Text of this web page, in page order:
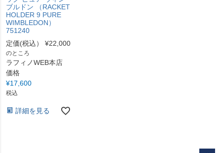
ブルドン （RACKET
HOLDER 9 PURE
WIMBLEDON）
751240
定価(税込）
¥22,000
のところ
ラフィノWEB本店
価格
¥17,600
税込
詳細を見る